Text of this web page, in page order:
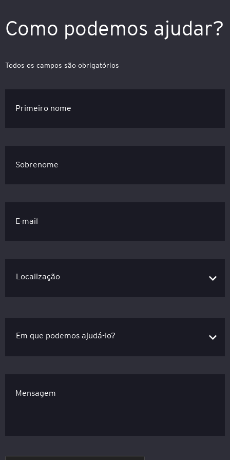
Como podemos ajudar?
Todos os campos são obrigatórios
Primeiro nome
Sobrenome
E-mail
Mensagem